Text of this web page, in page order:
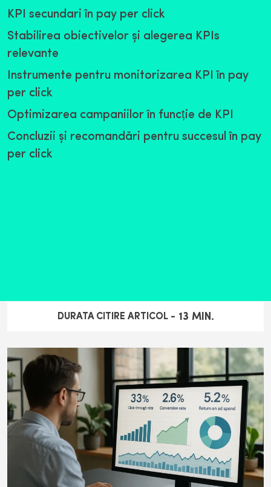
KPI secundari în pay per click
Stabilirea obiectivelor și alegerea KPIs
relevante
Instrumente pentru monitorizarea KPI în pay
per click
Optimizarea campaniilor în funcție de KPI
Concluzii și recomandări pentru succesul în pay
per click
DURATA CITIRE ARTICOL - 13 MIN.